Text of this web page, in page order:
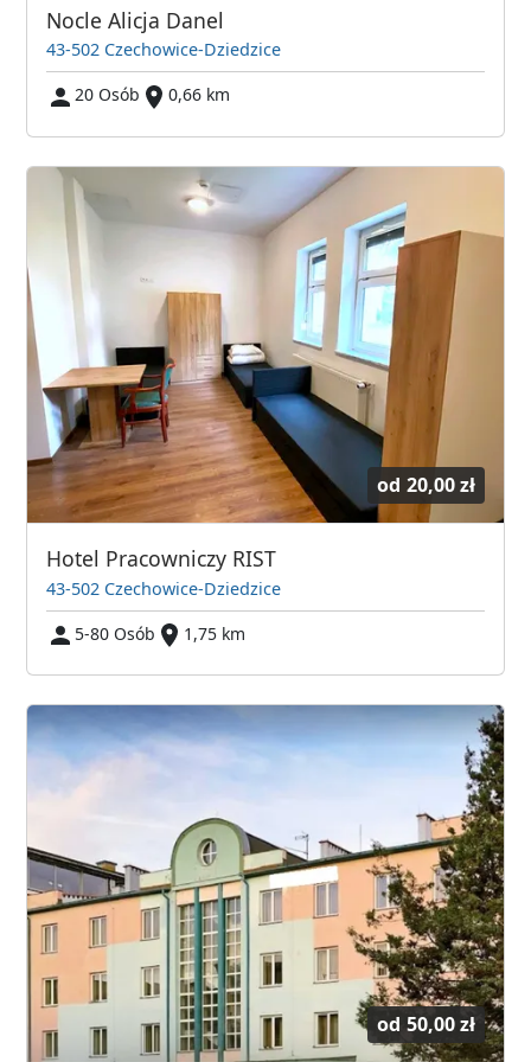
Nocle Alicja Danel
43-502 Czechowice-Dziedzice
20 Osób
0,66 km
od 20,00 zł
Hotel Pracowniczy RIST
43-502 Czechowice-Dziedzice
5-80 Osób
1,75 km
od 50,00 zł